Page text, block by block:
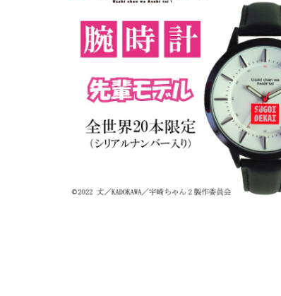
宇崎ちゃんは遊びたいω 「先輩モデル（ブラック
り★
SOLD